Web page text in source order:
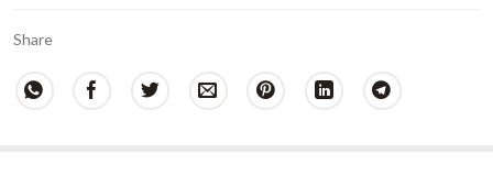
Share